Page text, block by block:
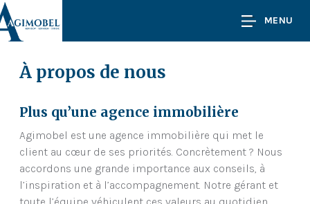
MENU
À propos de nous
Plus qu’une agence immobilière
Agimobel est une agence immobilière qui met le
client au cœur de ses priorités. Concrètement ? Nous
accordons une grande importance aux conseils, à
l’inspiration et à l’accompagnement. Notre gérant et
toute l’équipe véhiculent ces valeurs au quotidien.